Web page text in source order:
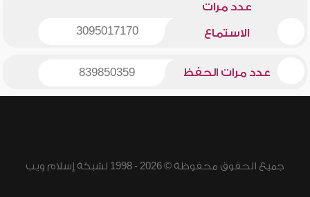
عدد مرات
الاستماع 3095017170
عدد مرات الحفظ 839850359
جميع الحقوق محفوظة © 2026 - 1998 لشبكة إسلام ويب